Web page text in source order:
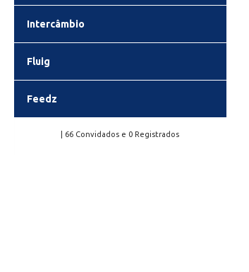
Intercâmbio
Fluig
Feedz
| 66 Convidados e 0 Registrados